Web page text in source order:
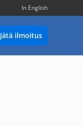
In English
Jätä ilmoitus